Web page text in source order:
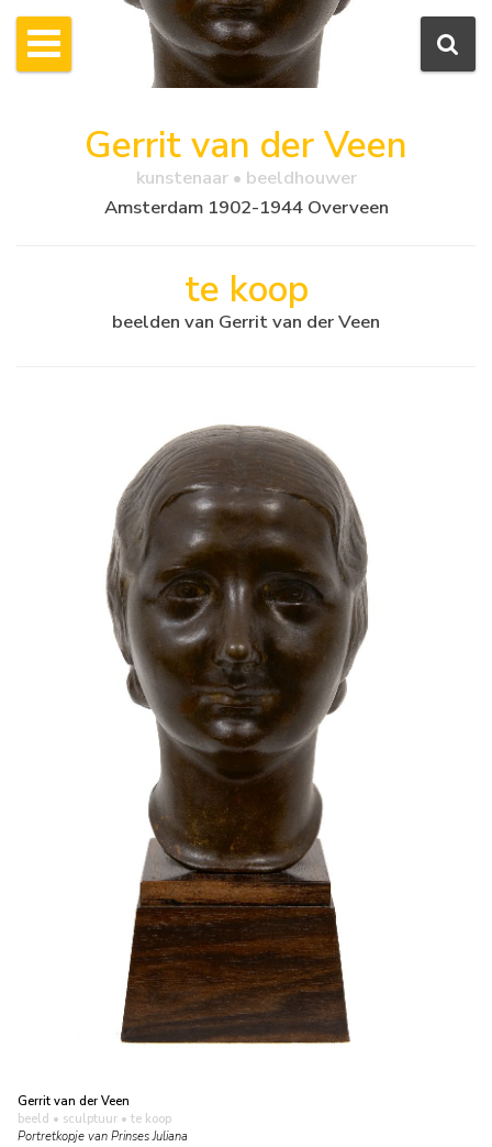
Gerrit van der Veen
kunstenaar • beeldhouwer
Amsterdam 1902-1944 Overveen
te koop
beelden van Gerrit van der Veen
Gerrit van der Veen
beeld • sculptuur • te koop
Portretkopje van Prinses Juliana